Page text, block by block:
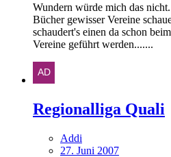
Wundern würde mich das
Bücher gewisser Vereine
schaudert's einen da schon
Vereine geführt werden.......
Regionalliga Quali
Addi
27. Juni 2007